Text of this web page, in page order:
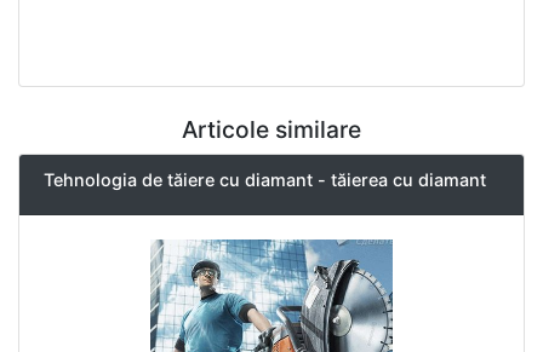
Articole similare
Tehnologia de tăiere cu diamant - tăierea cu diamant